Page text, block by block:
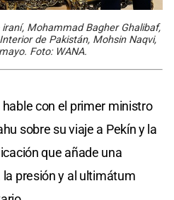
Mohammad Bagher Ghalibaf,
de Pakistán, Mohsin Naqvi,
Foto: WANA.
con el primer ministro
sobre su viaje a Pekín y la
que añade una
presión y al ultimátum